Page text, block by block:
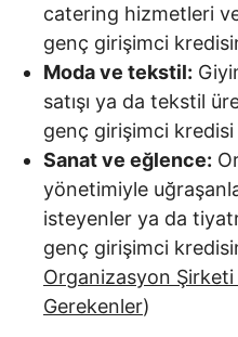
catering hizmetleri
genç girişimci
Moda ve tekstil:
satışı ya da tekstil
genç girişimci
Sanat ve eğlence:
yönetimiyle
isteyenler ya da
genç girişimci
Organizasyon
Gerekenler)